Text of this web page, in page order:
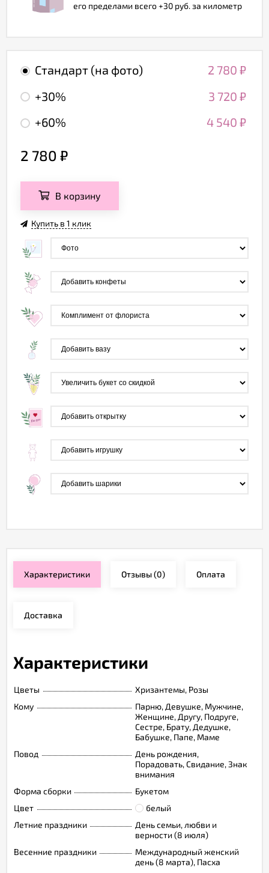
его пределами всего +30 руб. за километр
Стандарт (на фото) 2 780 ₽
+30%
3 720 ₽
+60%
4 540 ₽
2 780 ₽
В корзину
Купить в 1 клик
Характеристики Отзывы(0) Оплата
Доставка
Характеристики
Цветы
Хризантемы, Розы
Кому
Парню, Девушке, Мужчине,
Женщине, Другу, Подруге,
Сестре, Брату, Дедушке,
Бабушке, Папе, Маме
Повод
День рождения,
Порадовать, Свидание, Знак
внимания
Форма сборки
Букетом
Цвет
белый
Летние праздники
День семьи, любви и
верности (8 июля)
Весенние праздники
Международный женский
день (8 марта), Пасха